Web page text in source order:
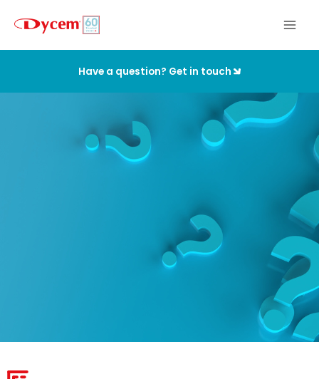
contenido
Have a question? Get in touch